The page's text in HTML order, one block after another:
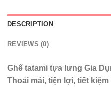
DESCRIPTION
REVIEWS (0)
Ghế tatami tựa lưng Gia
Thoải mái, tiện lợi, tiết kiệm